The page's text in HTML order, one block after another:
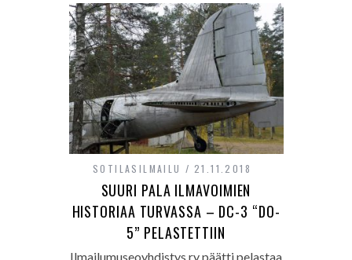
SOTILASILMAILU 21.11.2018
SUURI PALA ILMAVOIMIEN
HISTORIAA TURVASSA – DC-3 “DO-
5” PELASTETTIIN
Ilmailumuseoyhdistys ry päätti pelastaa